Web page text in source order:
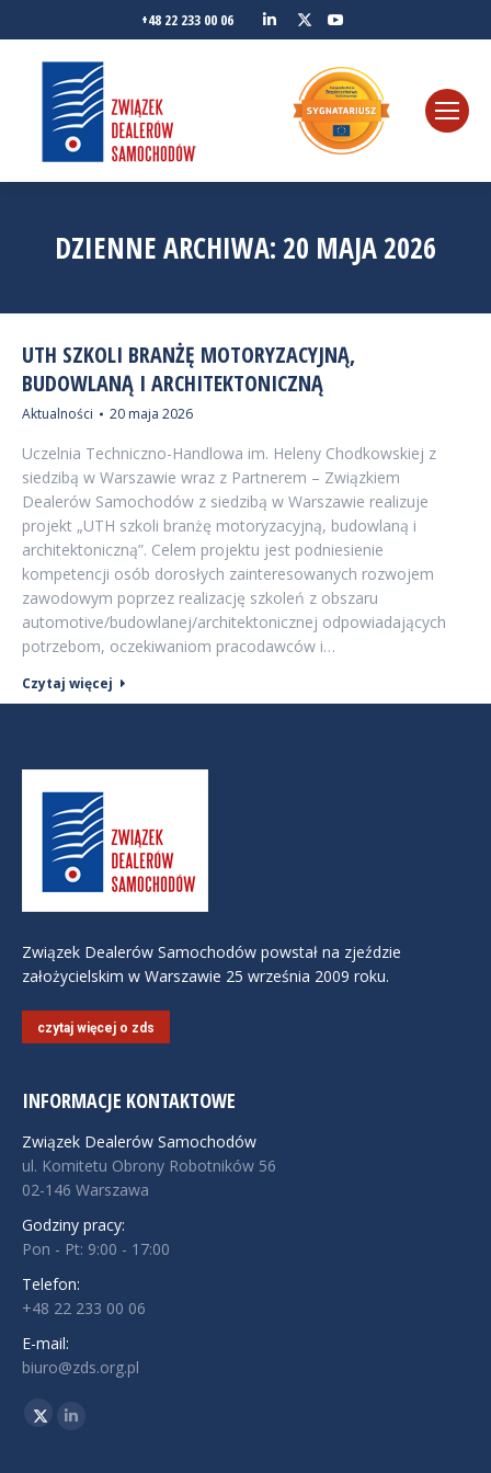
+48 22 233 00 06
Linkedin
Twitter
DZIENNE ARCHIWA: 20 MAJA 2026
UTH SZKOLI BRANŻĘ MOTORYZACYJNĄ,
BUDOWLANĄ I ARCHITEKTONICZNĄ
Aktualności 20 maja 2026
Uczelnia Techniczno-Handlowa im. Heleny Chodkowskiej z
siedzibą w Warszawie wraz z Partnerem – Związkiem
Dealerów Samochodów z siedzibą w Warszawie realizuje
projekt „UTH szkoli branżę motoryzacyjną, budowlaną i
architektoniczną”. Celem projektu jest podniesienie
kompetencji osób dorosłych zainteresowanych rozwojem
zawodowym poprzez realizację szkoleń z obszaru
automotive/budowlanej/architektonicznej odpowiadających
potrzebom, oczekiwaniom pracodawców i…
Czytaj więcej
Związek Dealerów Samochodów powstał na zjeździe
założycielskim w Warszawie 25 września 2009 roku.
czytaj więcej o zds
INFORMACJE KONTAKTOWE
Związek Dealerów Samochodów
ul. Komitetu Obrony Robotników 56
02-146 Warszawa
Godziny pracy:
Pon - Pt: 9:00 - 17:00
Telefon:
+48 22 233 00 06
E-mail:
biuro@zds.org.pl
Znajdź nas na:
TwitterLinkedin